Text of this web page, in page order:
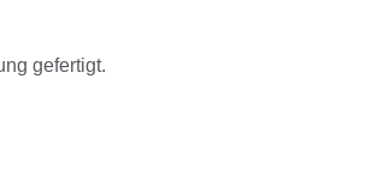
gefertigt.